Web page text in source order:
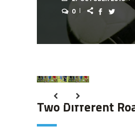
0
Two Different